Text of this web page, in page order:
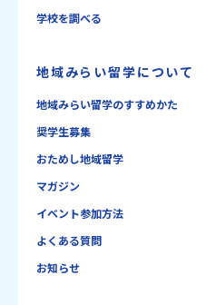
学校を調べる
地域みらい留学について
地域みらい留学のすすめかた
奨学生募集
おためし地域留学
マガジン
イベント参加方法
よくある質問
お知らせ